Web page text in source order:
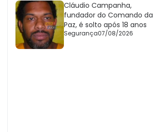
Cláudio Campanha,
fundador do Comando da
Paz, é solto após 18 anos
Segurança07/08/2026